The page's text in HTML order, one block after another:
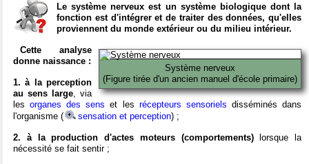
Le système nerveux est un système biologique dont la
fonction est d'intégrer et de traiter des données, qu'elles
proviennent du monde extérieur ou du milieu intérieur.
Système nerveux
(Figure tirée d'un ancien manuel d'école primaire)
Cette analyse
donne naissance :
1. à la perception
au sens large, via
lesorganes des sens et les récepteurs sensoriels disséminés dans
l'organisme (
sensation et perception) ;
2. à la production d'actes moteurs (comportements)lorsque la
nécessité se fait sentir ;